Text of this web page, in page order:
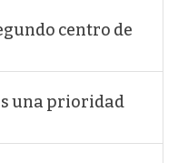
centro de
una prioridad